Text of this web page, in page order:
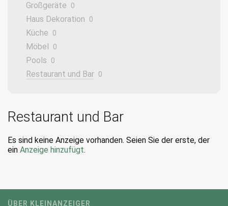
Großgeräte 0
Haus Dekoration 0
Küche 0
Möbel 0
Pools 0
Restaurant und Bar 0
Restaurant und Bar
Es sind keine Anzeige vorhanden. Seien Sie der erste, der
ein Anzeige hinzufügt.
ÜBER KLEINANZEIGER